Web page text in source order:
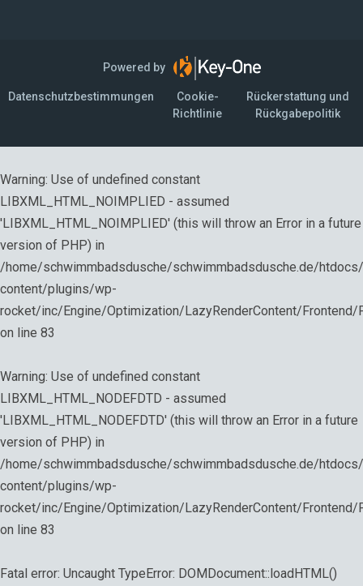
Powered by
Datenschutzbestimmungen
Cookie-
Richtlinie
Rückerstattung und
Rückgabepolitik
Warning: Use of undefined constant
LIBXML_HTML_NOIMPLIED - assumed
'LIBXML_HTML_NOIMPLIED' (this will throw an Error in a future
version of PHP) in
/home/schwimmbadsdusche/schwimmbadsdusche.de/
content/plugins/wp-
rocket/inc/Engine/Optimization/LazyRenderContent/
on line 83
Warning: Use of undefined constant
LIBXML_HTML_NODEFDTD - assumed
'LIBXML_HTML_NODEFDTD' (this will throw an Error in a future
version of PHP) in
/home/schwimmbadsdusche/schwimmbadsdusche.de/
content/plugins/wp-
rocket/inc/Engine/Optimization/LazyRenderContent/
on line 83
Fatal error: Uncaught TypeError: DOMDocument::loadHTML()